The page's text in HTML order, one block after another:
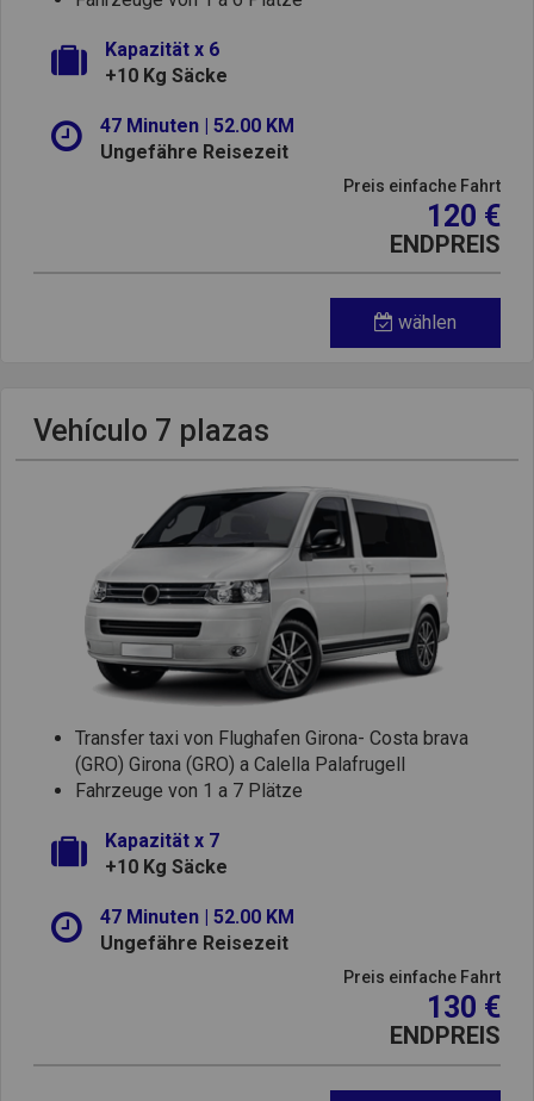
Kapazität x 6
+10 Kg Säcke
47 Minuten | 52.00 KM
Ungefähre Reisezeit
Preis einfache Fahrt
120 €
ENDPREIS
wählen
Vehículo 7 plazas
Transfer taxi von Flughafen Girona- Costa brava
(GRO) Girona (GRO) a Calella Palafrugell
Fahrzeuge von 1 a 7 Plätze
Kapazität x 7
+10 Kg Säcke
47 Minuten | 52.00 KM
Ungefähre Reisezeit
Preis einfache Fahrt
130 €
ENDPREIS